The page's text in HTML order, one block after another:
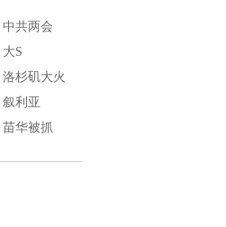
中共两会
大S
洛杉矶大火
叙利亚
苗华被抓